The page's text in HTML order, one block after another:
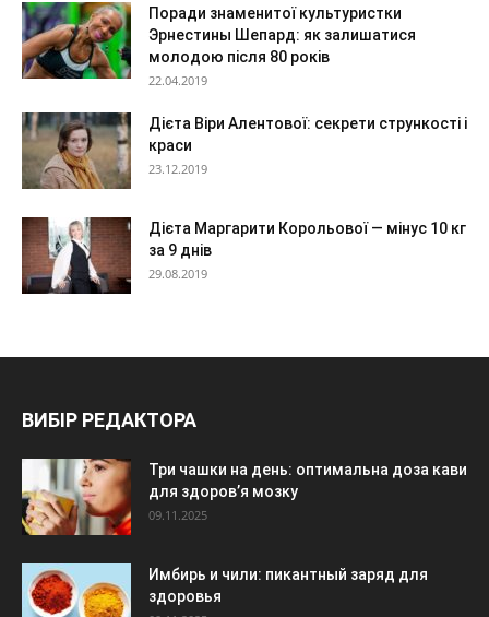
Поради знаменитої культуристки
Эрнестины Шепард: як залишатися
молодою після 80 років
22.04.2019
Дієта Віри Алентової: секрети стрункості і
краси
23.12.2019
Дієта Маргарити Корольової — мінус 10 кг
за 9 днів
29.08.2019
ВИБІР РЕДАКТОРА
Три чашки на день: оптимальна доза кави
для здоров’я мозку
09.11.2025
Имбирь и чили: пикантный заряд для
здоровья